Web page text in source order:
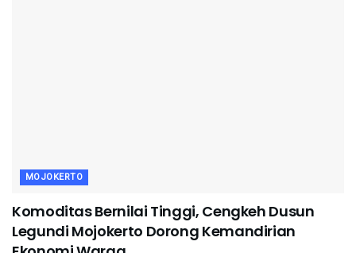
MOJOKERTO
Komoditas Bernilai Tinggi, Cengkeh Dusun
Legundi Mojokerto Dorong Kemandirian